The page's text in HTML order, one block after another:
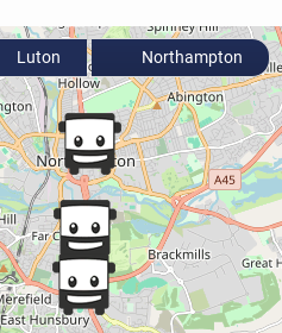
Luton Northampton